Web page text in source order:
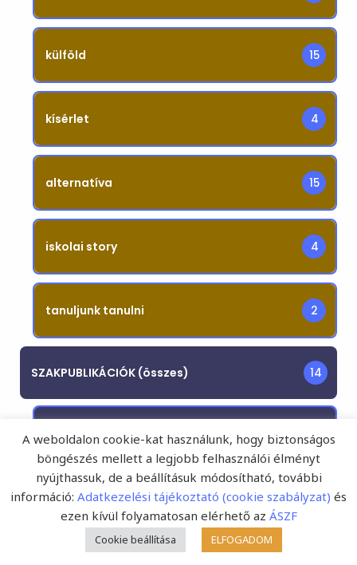
külföld 15
kísérlet 4
alternatíva 15
iskolai story 4
tanuljunk tanulni 2
SZAKPUBLIKÁCIÓK (összes) 14
szakcikk 4
módszertan 2
A weboldalon cookie-kat használunk, hogy biztonságos
böngészés mellett a legjobb felhasználói élményt
nyújthassuk, de a beállításuk módosítható, további
információ: Adatkezelési tájékoztató (cookie szabályzat) és
ezen kívül folyamatosan elérhető az ÁSZF
Cookie beállítása ELFOGADOM